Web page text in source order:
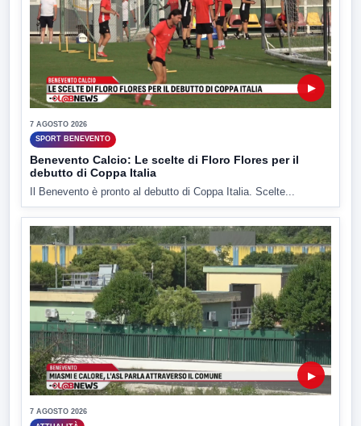
▶
7 AGOSTO 2026
SPORT BENEVENTO
Benevento Calcio: Le scelte di Floro Flores per il
debutto di Coppa Italia
Il Benevento è pronto al debutto di Coppa Italia. Scelte...
▶
7 AGOSTO 2026